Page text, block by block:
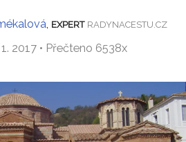
EXPERT RADYNACESTU.CZ
2017 • Přečteno 6538x